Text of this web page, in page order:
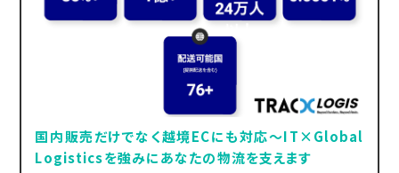
国内販売だけでなく越境ECにも対応～IT×Global
Logisticsを強みにあなたの物流を支えます